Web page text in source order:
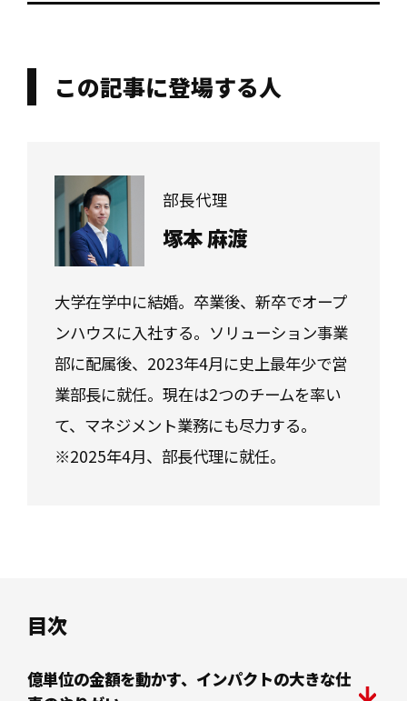
この記事に登場する人
部長代理
塚本 麻渡
大学在学中に結婚。卒業後、新卒でオープ
ンハウスに入社する。ソリューション事業
部に配属後、2023年4月に史上最年少で営
業部長に就任。現在は2つのチームを率い
て、マネジメント業務にも尽力する。
※2025年4月、部長代理に就任。
目次
億単位の金額を動かす、インパクトの大きな仕